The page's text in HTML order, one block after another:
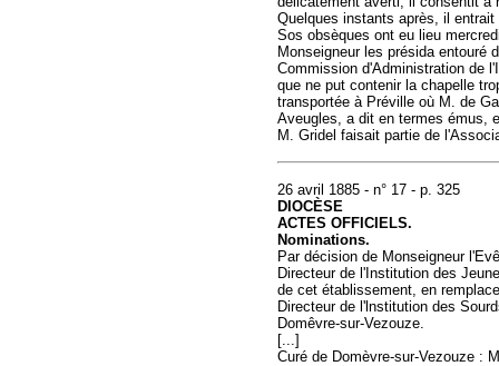
Quelques instants après, il
Sos obsèques ont eu lieu
Monseigneur les présida entouré
Commission d'Administration de
que ne put contenir la chapelle
transportée à Préville où M. de
Aveugles, a dit en termes émus,
M. Gridel faisait partie de
26 avril 1885 - n° 17 - p. 325
DIOCÈSE
ACTES OFFICIELS.
Nominations.
Par décision de Monseigneur
Directeur de l'Institution des
de cet établissement, en
Directeur de l'lnstitution des
Domêvre-sur-Vezouze.
[...]
Curé de Domèvre-sur-Vezouze :